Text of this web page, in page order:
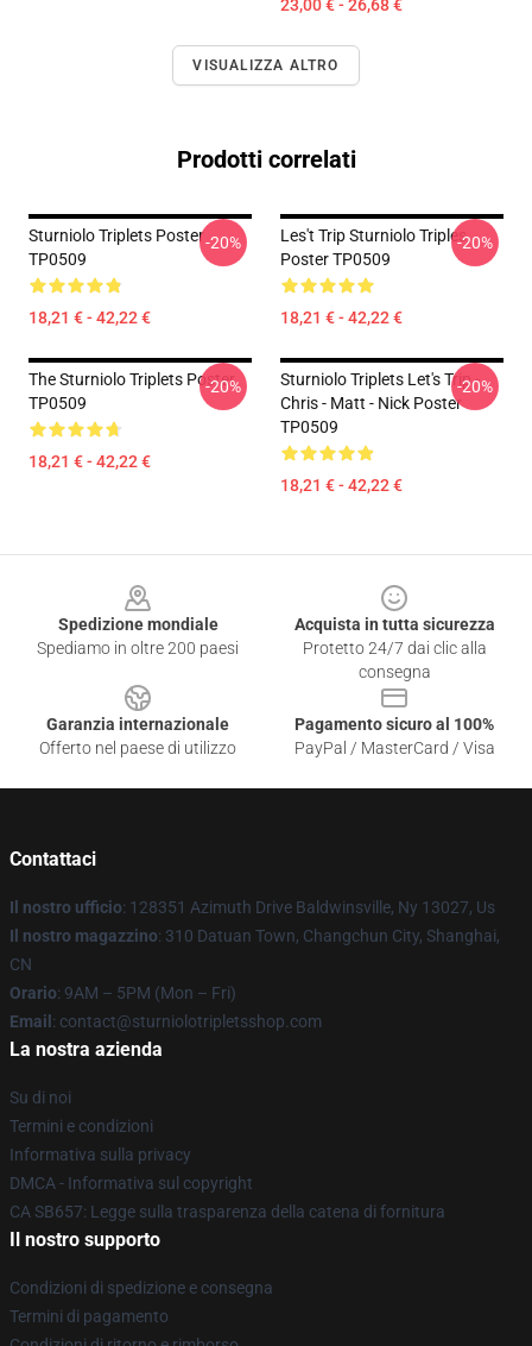
23,00 € - 26,68 €
VISUALIZZA ALTRO
Prodotti correlati
Sturniolo Triplets Poster
TP0509
18,21 € - 42,22 €
-20%
Les't Trip Sturniolo Triples
Poster TP0509
18,21 € - 42,22 €
-20%
The Sturniolo Triplets Poster
TP0509
18,21 € - 42,22 €
-20%
Sturniolo Triplets Let's Trip -
Chris - Matt - Nick Poster
TP0509
18,21 € - 42,22 €
-20%
Spedizione mondiale
Spediamo in oltre 200 paesi
Acquista in tutta sicurezza
Protetto 24/7 dai clic alla
consegna
Garanzia internazionale
Offerto nel paese di utilizzo
Pagamento sicuro al 100%
PayPal / MasterCard / Visa
Contattaci
Il nostro ufficio: 128351 Azimuth Drive Baldwinsville, Ny 13027, Us
Il nostro magazzino: 310 Datuan Town, Changchun City, Shanghai,
CN
Orario: 9AM – 5PM (Mon – Fri)
Email : contact@sturniolotripletsshop.com
La nostra azienda
Su di noi
Termini e condizioni
Informativa sulla privacy
DMCA - Informativa sul copyright
CA SB657: Legge sulla trasparenza della catena di fornitura
Il nostro supporto
Condizioni di spedizione e consegna
Termini di pagamento